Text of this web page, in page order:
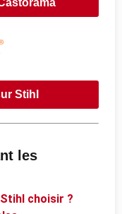
Stihl
les
choisir ?